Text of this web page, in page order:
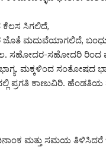
ಸಿಗಲಿದೆ,
ಜೊತೆ ಮದುವೆಯಾಗಲಿದೆ,
ಸಹೋದರ-ಸಹೋದರಿ ರಿಂದ
ಮಕ್ಕಳಿಂದ ಸಂತೋಷದ
ಪ್ರಗತಿ ಕಾಣುವಿರಿ.
ಮತ್ತು ಸಮಯ ತಿಳಿಸಿದರೆ